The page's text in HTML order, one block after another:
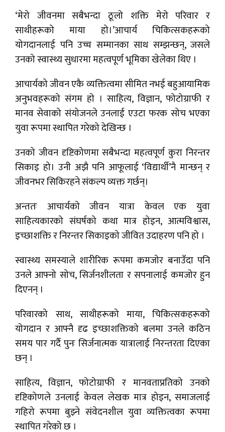
‘मेरो जीवनमा सबैभन्दा ठूलो शक्ति मेरो परिवार र
साथीहरूको माया हो।’आचार्य चिकित्सकहरूको
योगदानलाई पनि उच्च सम्मानका साथ सम्झन्छन्, जसले
उनको स्वास्थ्य सुधारमा महत्वपूर्ण भूमिका खेलेका थिए ।
आचार्यको जीवन एकै व्यक्तित्वमा सीमित नभई बहुआयामिक
अनुभवहरूको संगम हो । साहित्य, विज्ञान, फोटोग्राफी र
मानव सेवाको संयोजनले उनलाई एउटा फरक सोच भएका
युवा रूपमा स्थापित गरेको देखिन्छ ।
उनको जीवन दृष्टिकोणमा सबैभन्दा महत्वपूर्ण कुरा निरन्तर
सिकाइ हो। उनी अझै पनि आफूलाई ‘विद्यार्थी’नै मान्छन् र
जीवनभर सिकिरहने संकल्प व्यक्त गर्छन्।
अन्ततः आचार्यको जीवन यात्रा केवल एक युवा
साहित्यकारको संघर्षको कथा मात्र होइन, आत्मविश्वास,
इच्छाशक्ति र निरन्तर सिकाइको जीवित उदाहरण पनि हो ।
स्वास्थ्य समस्याले शारीरिक रूपमा कमजोर बनाउँदा पनि
उनले आफ्नो सोच, सिर्जनशीलता र सपनालाई कमजोर हुन
दिएनन् ।
परिवारको साथ, साथीहरूको माया, चिकित्सकहरूको
योगदान र आफ्नै दृढ इच्छाशक्तिको बलमा उनले कठिन
समय पार गर्दै पुनः सिर्जनात्मक यात्रालाई निरन्तरता दिएका
छन् ।
साहित्य, विज्ञान, फोटोग्राफी र मानवताप्रतिको उनको
दृष्टिकोणले उनलाई केवल लेखक मात्र होइन, समाजलाई
गहिरो रूपमा बुझ्ने संवेदनशील युवा व्यक्तित्वका रूपमा
स्थापित गरेको छ ।